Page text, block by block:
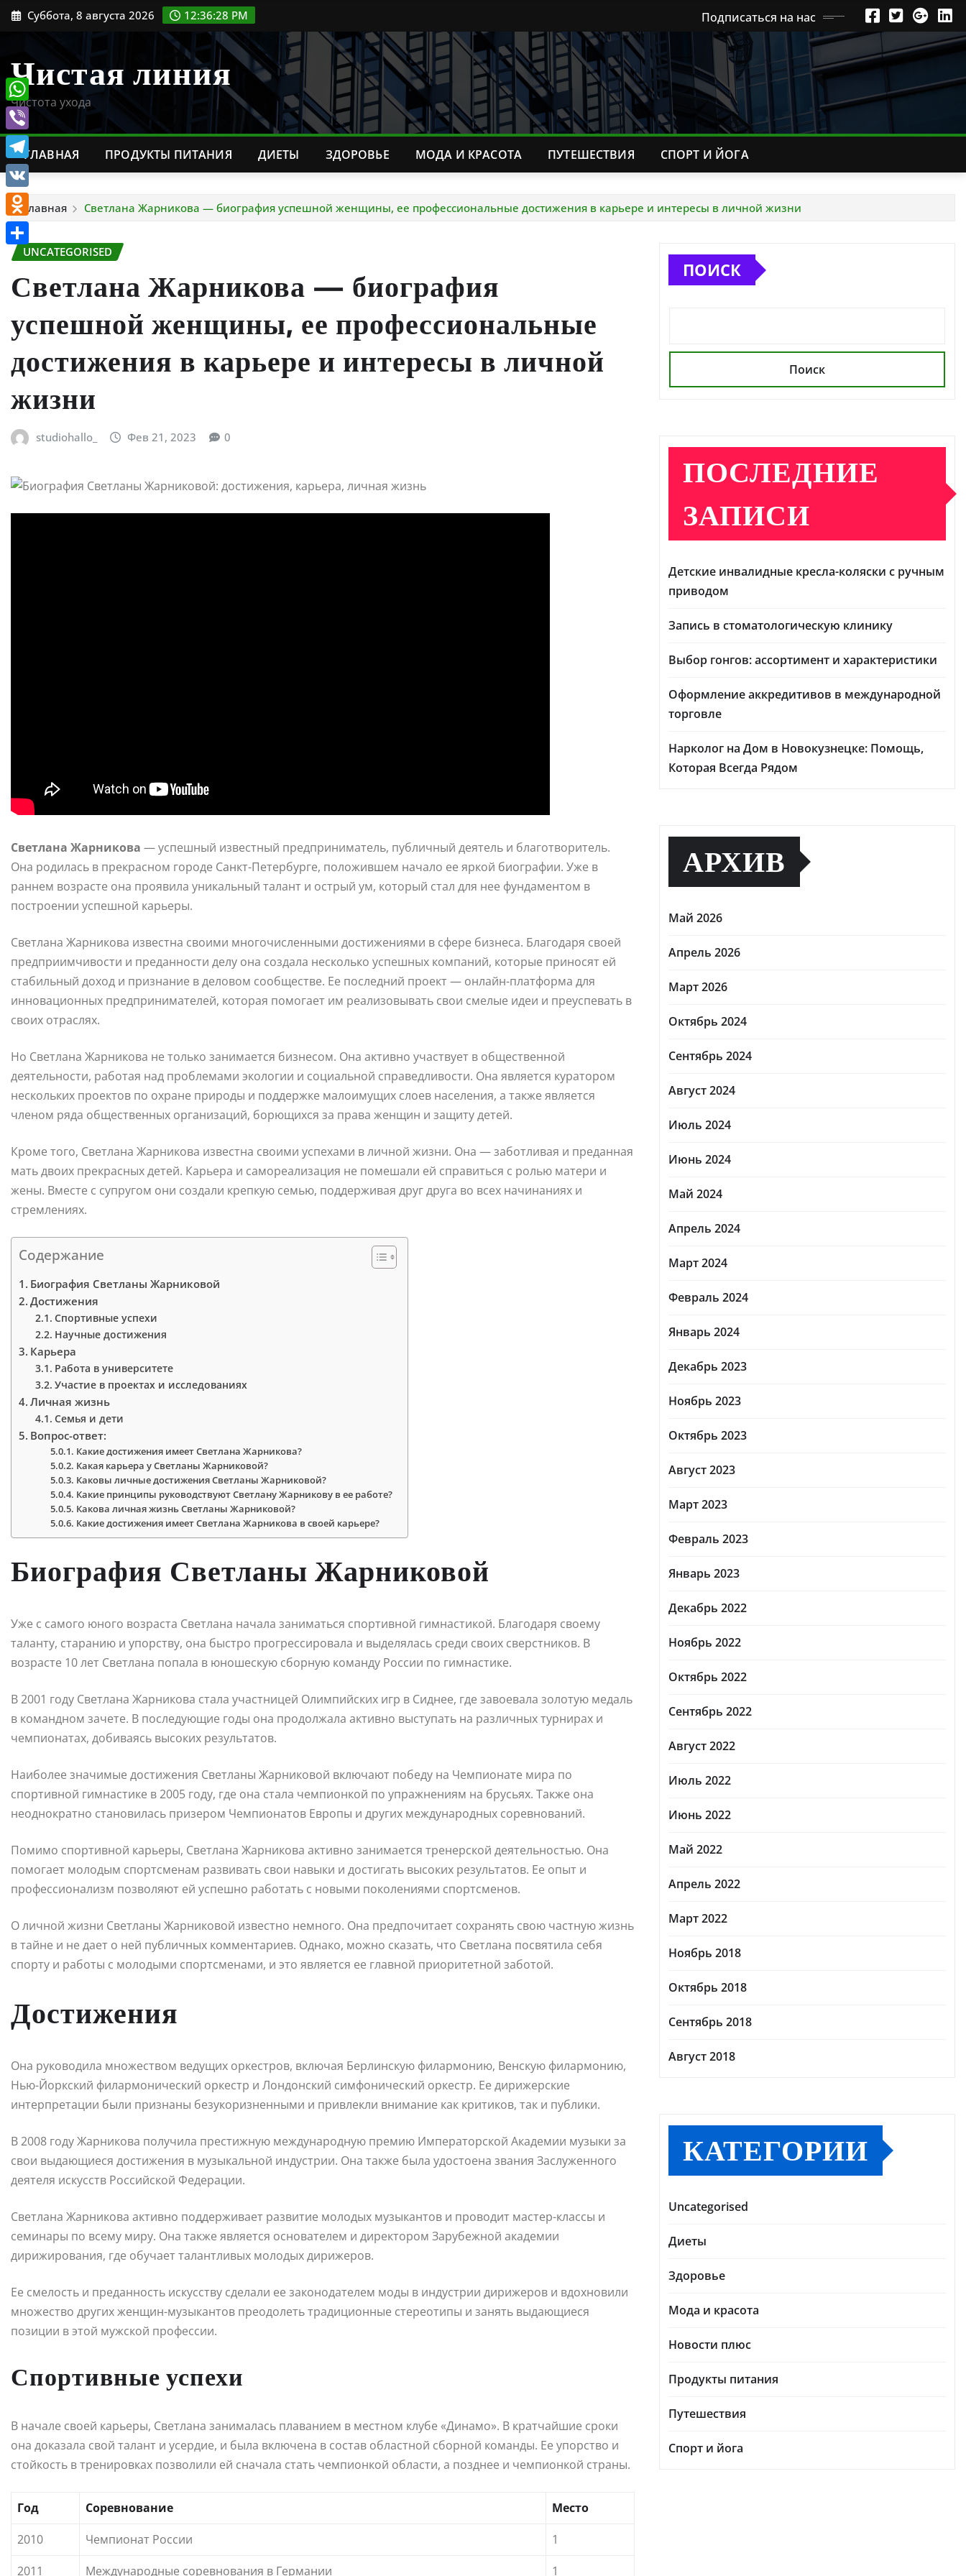
ПерейтиСуббота, 8 августа 2026 12:36:29 PM Подписаться на нас
Чистая линия
Чистота ухода
ГЛАВНАЯ ПРОДУКТЫ ПИТАНИЯ ДИЕТЫ ЗДОРОВЬЕ МОДА И КРАСОТА ПУТЕШЕСТВИЯ СПОРТ И ЙОГА
Главная Светлана Жарникова — биография успешной женщины, ее профессиональные достижения в карьере и интересы в личной жизни
UNCATEGORISED
Светлана Жарникова — биография
успешной женщины, ее профессиональные
достижения в карьере и интересы в личной
жизни
studiohallo_ Фев 21, 2023 0
Светлана Жарникова — успешный известный предприниматель, публичный деятель и благотворитель.
Она родилась в прекрасном городе Санкт-Петербурге, положившем начало ее яркой биографии. Уже в
раннем возрасте она проявила уникальный талант и острый ум, который стал для нее фундаментом в
построении успешной карьеры.
Светлана Жарникова известна своими многочисленными достижениями в сфере бизнеса. Благодаря своей
предприимчивости и преданности делу она создала несколько успешных компаний, которые приносят ей
стабильный доход и признание в деловом сообществе. Ее последний проект — онлайн-платформа для
инновационных предпринимателей, которая помогает им реализовывать свои смелые идеи и преуспевать в
своих отраслях.
Но Светлана Жарникова не только занимается бизнесом. Она активно участвует в общественной
деятельности, работая над проблемами экологии и социальной справедливости. Она является куратором
нескольких проектов по охране природы и поддержке малоимущих слоев населения, а также является
членом ряда общественных организаций, борющихся за права женщин и защиту детей.
Кроме того, Светлана Жарникова известна своими успехами в личной жизни. Она — заботливая и преданная
мать двоих прекрасных детей. Карьера и самореализация не помешали ей справиться с ролью матери и
жены. Вместе с супругом они создали крепкую семью, поддерживая друг друга во всех начинаниях и
стремлениях.
Содержание
Биография Светланы Жарниковой
Достижения
Спортивные успехи
Научные достижения
Карьера
Работа в университете
Участие в проектах и исследованиях
Личная жизнь
Семья и дети
Вопрос-ответ:
Какие достижения имеет Светлана Жарникова?
Какая карьера у Светланы Жарниковой?
Каковы личные достижения Светланы Жарниковой?
Какие принципы руководствуют Светлану Жарникову в ее работе?
Какова личная жизнь Светланы Жарниковой?
Какие достижения имеет Светлана Жарникова в своей карьере?
Биография Светланы Жарниковой
Уже с самого юного возраста Светлана начала заниматься спортивной гимнастикой. Благодаря своему
таланту, старанию и упорству, она быстро прогрессировала и выделялась среди своих сверстников. В
возрасте 10 лет Светлана попала в юношескую сборную команду России по гимнастике.
В 2001 году Светлана Жарникова стала участницей Олимпийских игр в Сиднее, где завоевала золотую медаль
в командном зачете. В последующие годы она продолжала активно выступать на различных турнирах и
чемпионатах, добиваясь высоких результатов.
Наиболее значимые достижения Светланы Жарниковой включают победу на Чемпионате мира по
спортивной гимнастике в 2005 году, где она стала чемпионкой по упражнениям на брусьях. Также она
неоднократно становилась призером Чемпионатов Европы и других международных соревнований.
Помимо спортивной карьеры, Светлана Жарникова активно занимается тренерской деятельностью. Она
помогает молодым спортсменам развивать свои навыки и достигать высоких результатов. Ее опыт и
профессионализм позволяют ей успешно работать с новыми поколениями спортсменов.
О личной жизни Светланы Жарниковой известно немного. Она предпочитает сохранять свою частную жизнь
в тайне и не дает о ней публичных комментариев. Однако, можно сказать, что Светлана посвятила себя
спорту и работы с молодыми спортсменами, и это является ее главной приоритетной заботой.
Достижения
Она руководила множеством ведущих оркестров, включая Берлинскую филармонию, Венскую филармонию,
Нью-Йоркский филармонический оркестр и Лондонский симфонический оркестр. Ее дирижерские
интерпретации были признаны безукоризненными и привлекли внимание как критиков, так и публики.
В 2008 году Жарникова получила престижную международную премию Императорской Академии музыки за
свои выдающиеся достижения в музыкальной индустрии. Она также была удостоена звания Заслуженного
деятеля искусств Российской Федерации.
Светлана Жарникова активно поддерживает развитие молодых музыкантов и проводит мастер-классы и
семинары по всему миру. Она также является основателем и директором Зарубежной академии
дирижирования, где обучает талантливых молодых дирижеров.
Ее смелость и преданность искусству сделали ее законодателем моды в индустрии дирижеров и вдохновили
множество других женщин-музыкантов преодолеть традиционные стереотипы и занять выдающиеся
позиции в этой мужской профессии.
Спортивные успехи
В начале своей карьеры, Светлана занималась плаванием в местном клубе «Динамо». В кратчайшие сроки
она доказала свой талант и усердие, и была включена в состав областной сборной команды. Ее упорство и
стойкость в тренировках позволили ей сначала стать чемпионкой области, а позднее и чемпионкой страны.
Год Соревнование
Место
2010
Чемпионат России
1
2011
Международные соревнования в Германии 1
ПОИСК
Поиск
ПОСЛЕДНИЕ
ЗАПИСИ
Детские инвалидные кресла-коляски с ручным
приводом
Запись в стоматологическую клинику
Выбор гонгов: ассортимент и характеристики
Оформление аккредитивов в международной
торговле
Нарколог на Дом в Новокузнецке: Помощь,
Которая Всегда Рядом
АРХИВ
Май 2026
Апрель 2026
Март 2026
Октябрь 2024
Сентябрь 2024
Август 2024
Июль 2024
Июнь 2024
Май 2024
Апрель 2024
Март 2024
Февраль 2024
Январь 2024
Декабрь 2023
Ноябрь 2023
Октябрь 2023
Август 2023
Март 2023
Февраль 2023
Январь 2023
Декабрь 2022
Ноябрь 2022
Октябрь 2022
Сентябрь 2022
Август 2022
Июль 2022
Июнь 2022
Май 2022
Апрель 2022
Март 2022
Ноябрь 2018
Октябрь 2018
Сентябрь 2018
Август 2018
КАТЕГОРИИ
Uncategorised
Диеты
Здоровье
Мода и красота
Новости плюс
Продукты питания
Путешествия
Спорт и йога
WhatsApp
Viber
Telegram
VK
Odnoklassniki
Отправить